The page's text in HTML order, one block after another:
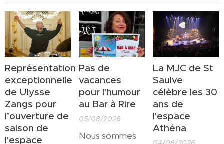
Représentation
exceptionnelle
de Ulysse
Zangs pour
l’ouverture de
saison de
l'espace
Pas de
vacances
pour l'humour
au Bar à Rire
05/08/2026
Nous sommes
La MJC de St
Saulve
célèbre les 30
ans de
l'espace
Athéna